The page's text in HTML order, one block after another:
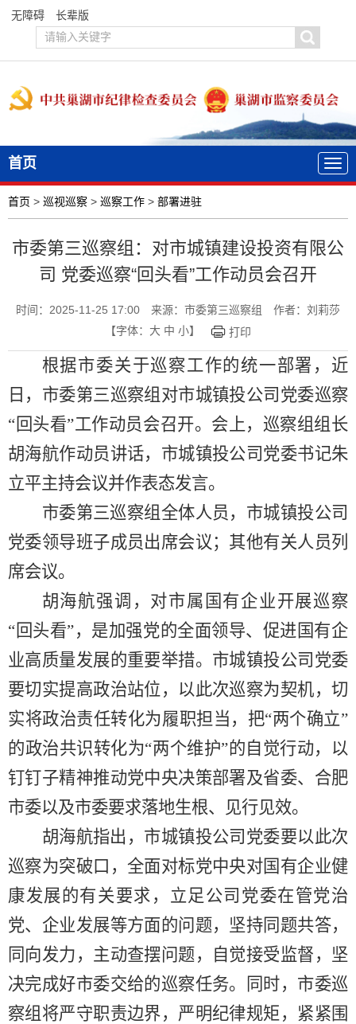
无障碍 长辈版
首页
首页 > 巡视巡察 > 巡察工作 > 部署进驻
市委第三巡察组：对市城镇建设投资有限公
司 党委巡察“回头看”工作动员会召开
时间：2025-11-25 17:00 来源：市委第三巡察组
作者：刘莉莎
【字体： 大 中 小】 打印
根据市委关于巡察工作的统一部署，近
日，市委第三巡察组对市城镇投公司党委巡察
“回头看”工作动员会召开。会上，巡察组组长
胡海航作动员讲话，市城镇投公司党委书记朱
立平主持会议并作表态发言。
市委第三巡察组全体人员，市城镇投公司
党委领导班子成员出席会议；其他有关人员列
席会议。
胡海航强调，对市属国有企业开展巡察
“回头看”，是加强党的全面领导、促进国有企
业高质量发展的重要举措。市城镇投公司党委
要切实提高政治站位，以此次巡察为契机，切
实将政治责任转化为履职担当，把“两个确立”
的政治共识转化为“两个维护”的自觉行动，以
钉钉子精神推动党中央决策部署及省委、合肥
市委以及市委要求落地生根、见行见效。
胡海航指出，市城镇投公司党委要以此次
巡察为突破口，全面对标党中央对国有企业健
康发展的有关要求，立足公司党委在管党治
党、企业发展等方面的问题，坚持同题共答，
同向发力，主动查摆问题，自觉接受监督，坚
决完成好市委交给的巡察任务。同时，市委巡
察组将严守职责边界，严明纪律规矩，紧紧围